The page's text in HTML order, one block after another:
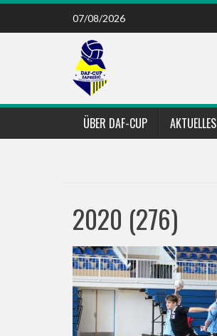
Skip
content
07/08/2026
ÜBER DAF-CUP AKTUELLES
2020 (276)